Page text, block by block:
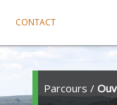
CONTACT
Parcours /